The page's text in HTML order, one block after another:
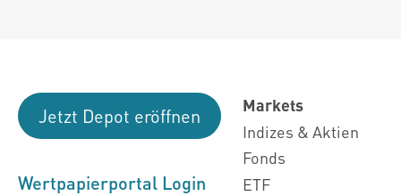
Jetzt Depot eröffnen
Wertpapierportal Login
Markets
Indizes & Aktien
Fonds
ETF